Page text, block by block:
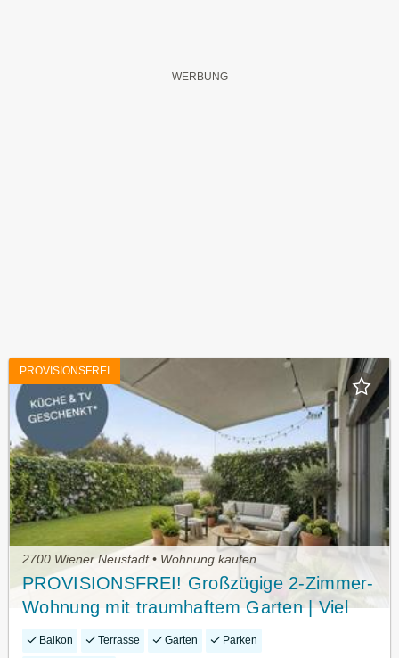
PROVISIONSFREI
2700 Wiener Neustadt • Wohnung kaufen
PROVISIONSFREI! Großzügige 2-Zimmer-
Wohnung mit traumhaftem Garten | Viel
Privatsphäre | Bezugsfertig
Balkon Terrasse Garten Parken